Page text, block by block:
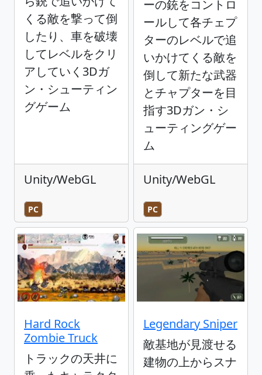
くる敵を撃って倒
したり、車を破壊
してレベルをクリ
アしていく3Dガ
ン・シューティン
グゲーム
Unity/WebGL
PC
ーの銃をコントロ
ールして各チェプ
ターのレベルで追
いかけてくる敵を
倒して新たな武器
とチャプターを目
指す3Dガン・シ
ューティングゲー
ム
Unity/WebGL
PC
Hard Rock
Zombie Truck
トラックの天井に
Legendary Sniper
敵基地が見渡せる
建物の上からスナ